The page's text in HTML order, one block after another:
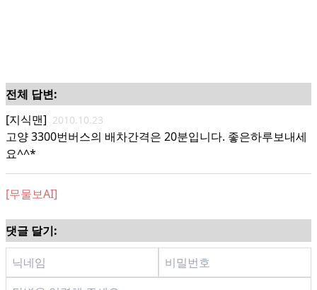
전체 답변:
[지식맨] 2010.10.23
고양 3300번버스의 배차간격은 20분입니다. 좋은하루보내세
요^^*
[무물보AI]
댓글 달기: